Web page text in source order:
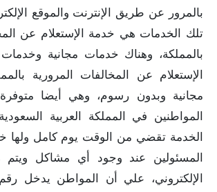
بالمرور عن طريق الإنترنت والموقع
تلك الخدمات هي خدمة الإستعلام عن
بالمملكة، وهناك خدمات مجانية
الإستعلام عن المخالفات المرورية
مجانية وبدون رسوم، وهي أيضا
المواطنين في المملكة العربية
الخدمة تقضي من الوقت يوم كامل ولها
المسئولين عند وجود أي مشاكل ويتم
الإلكتروني، علي أن المواطن يدخل رقم